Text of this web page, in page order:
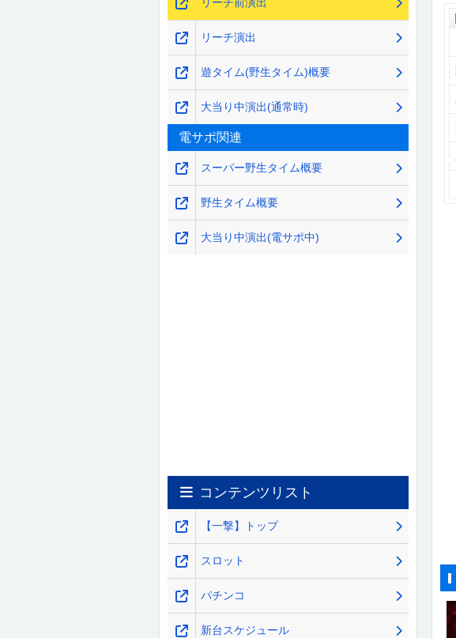
リーチ演出
遊タイム(野生タイム)概要
大当り中演出(通常時)
電サポ関連
スーパー野生タイム概要
野生タイム概要
大当り中演出(電サポ中)
コンテンツリスト
【一撃】トップ
スロット
パチンコ
新台スケジュール